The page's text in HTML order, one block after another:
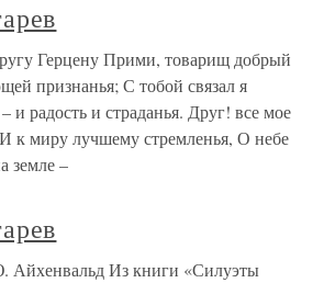
Герцену Прими, товарищ добрый
признанья; С тобой связал я
радость и страданья. Друг! все мое
к миру лучшему стремленья, О небе
земле –
Айхенвальд Из книги «Силуэты